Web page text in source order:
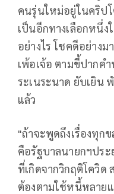
คนรุ่นใหม่อยู่ในคริป
เป็นอีกทางเลือกหนึ่ง
อย่างไร โชคดีอย่าง
เพ้อเจ้อ ตามขี้ปาก
ระเนระนาด ยับเยิน
แล้ว
"ถ้าจะพูดถึงเรื่องทุก
คือรัฐบาลนายกฯปร
ที่เกิดจากวิกฤติโควิด
ต้องตามใช้หนี้หลาย